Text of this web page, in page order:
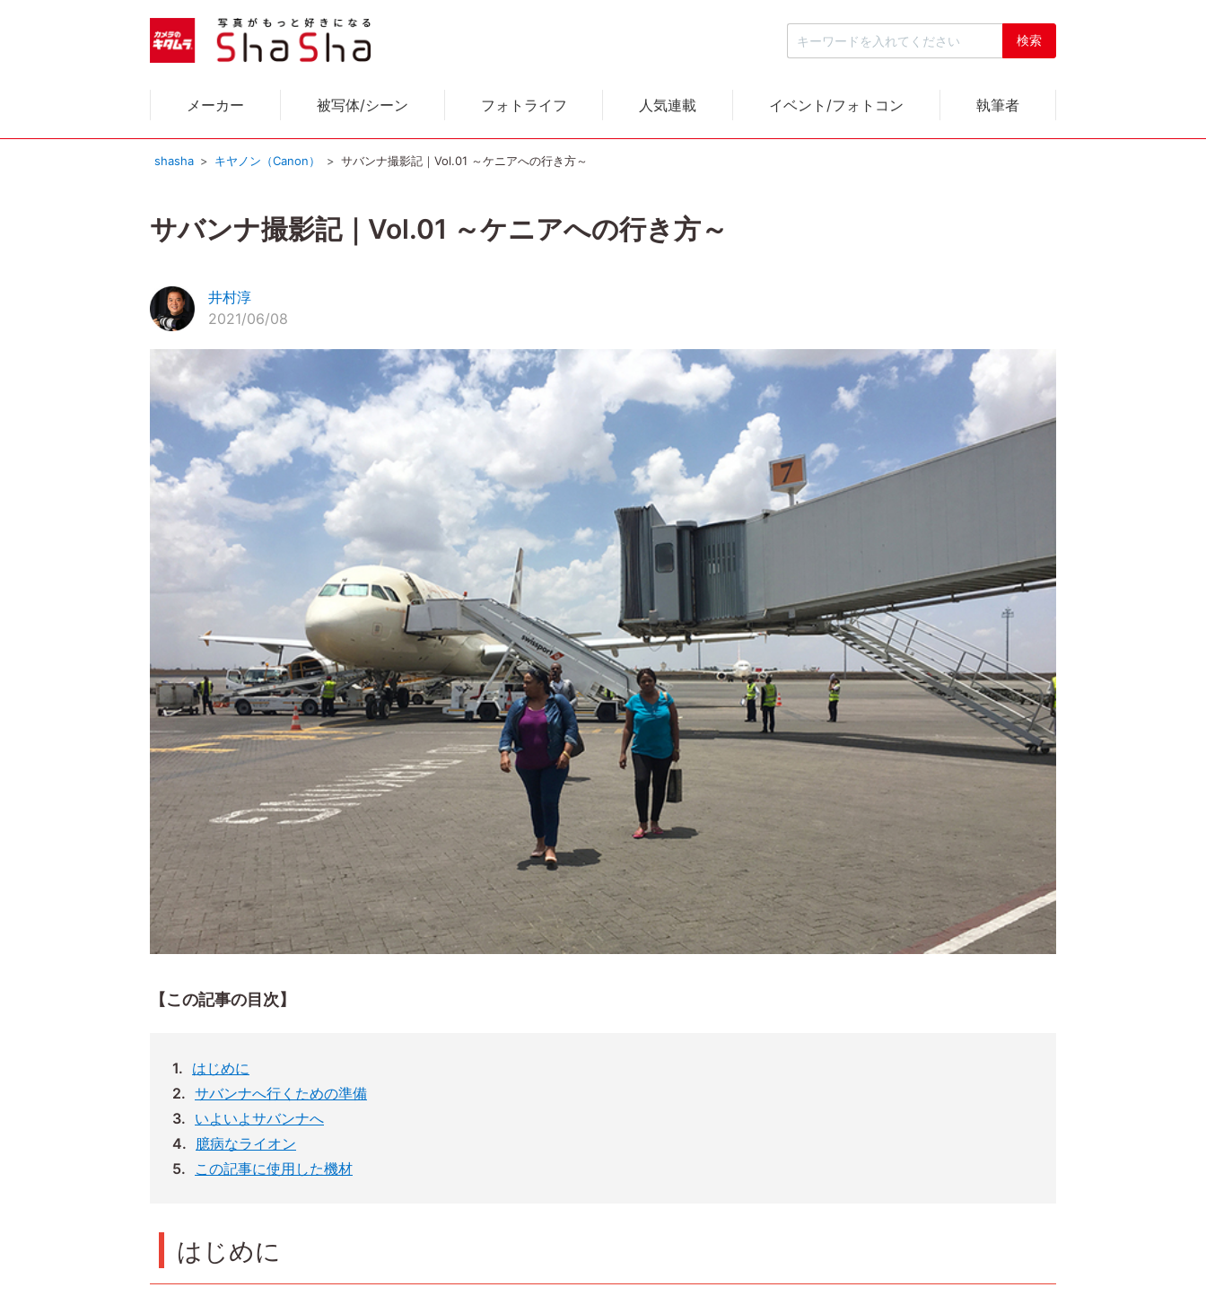
メーカー 被写体/シーン フォトライフ 人気連載 イベント/フォトコン 執筆者
shasha キヤノン（Canon） サバンナ撮影記｜Vol.01 ～ケニアへの行き方～
サバンナ撮影記｜Vol.01 ～ケニアへの行き方～
井村淳
2021/06/08
【この記事の目次】
はじめに
サバンナへ行くための準備
いよいよサバンナへ
臆病なライオン
この記事に使用した機材
はじめに